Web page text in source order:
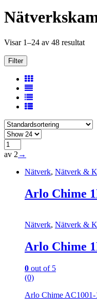
Visar 1–24 av 48 resultat
Filter
av 2 →
Nätverk, Nätverk &
Arlo Chime
Nätverk, Nätverk &
Arlo Chime
0 out of 5
(0)
Arlo Chime AC1001-